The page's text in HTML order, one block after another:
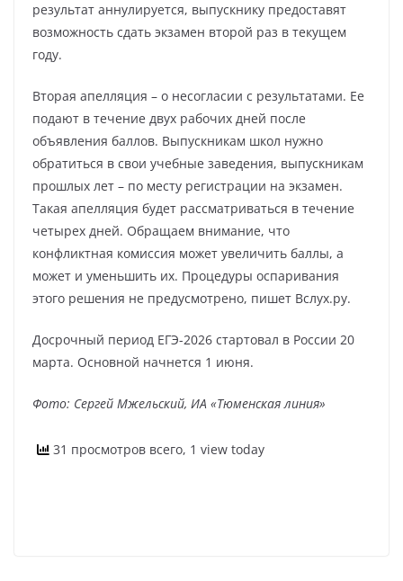
результат аннулируется, выпускнику предоставят
возможность сдать экзамен второй раз в текущем
году.
Вторая апелляция – о несогласии с результатами. Ее
подают в течение двух рабочих дней после
объявления баллов. Выпускникам школ нужно
обратиться в свои учебные заведения, выпускникам
прошлых лет – по месту регистрации на экзамен.
Такая апелляция будет рассматриваться в течение
четырех дней. Обращаем внимание, что
конфликтная комиссия может увеличить баллы, а
может и уменьшить их. Процедуры оспаривания
этого решения не предусмотрено, пишет Вслух.ру.
Досрочный период ЕГЭ-2026 стартовал в России 20
марта. Основной начнется 1 июня.
Фото: Сергей Мжельский, ИА «Тюменская линия»
31 просмотров всего, 1 view today